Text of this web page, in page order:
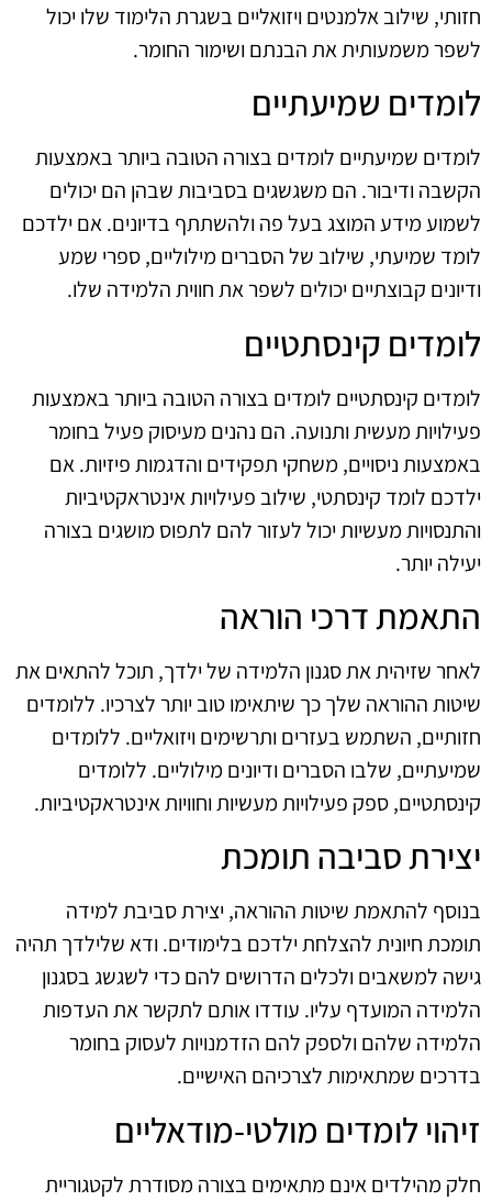
חזותי, שילוב אלמנטים ויזואליים בשגרת הלימוד שלו יכול
לשפר משמעותית את הבנתם ושימור החומר.
לומדים שמיעתיים
לומדים שמיעתיים לומדים בצורה הטובה ביותר באמצעות
הקשבה ודיבור. הם משגשגים בסביבות שבהן הם יכולים
לשמוע מידע המוצג בעל פה ולהשתתף בדיונים. אם ילדכם
לומד שמיעתי, שילוב של הסברים מילוליים, ספרי שמע
ודיונים קבוצתיים יכולים לשפר את חווית הלמידה שלו.
לומדים קינסתטיים
לומדים קינסתטיים לומדים בצורה הטובה ביותר באמצעות
פעילויות מעשית ותנועה. הם נהנים מעיסוק פעיל בחומר
באמצעות ניסויים, משחקי תפקידים והדגמות פיזיות. אם
ילדכם לומד קינסתטי, שילוב פעילויות אינטראקטיביות
והתנסויות מעשיות יכול לעזור להם לתפוס מושגים בצורה
יעילה יותר.
התאמת דרכי הוראה
לאחר שזיהית את סגנון הלמידה של ילדך, תוכל להתאים את
שיטות ההוראה שלך כך שיתאימו טוב יותר לצרכיו. ללומדים
חזותיים, השתמש בעזרים ותרשימים ויזואליים. ללומדים
שמיעתיים, שלבו הסברים ודיונים מילוליים. ללומדים
קינסתטיים, ספק פעילויות מעשיות וחוויות אינטראקטיביות.
יצירת סביבה תומכת
בנוסף להתאמת שיטות ההוראה, יצירת סביבת למידה
תומכת חיונית להצלחת ילדכם בלימודים. ודא שלילדך תהיה
גישה למשאבים ולכלים הדרושים להם כדי לשגשג בסגנון
הלמידה המועדף עליו. עודדו אותם לתקשר את העדפות
הלמידה שלהם ולספק להם הזדמנויות לעסוק בחומר
בדרכים שמתאימות לצרכיהם האישיים.
זיהוי לומדים מולטי-מודאליים
חלק מהילדים אינם מתאימים בצורה מסודרת לקטגוריית